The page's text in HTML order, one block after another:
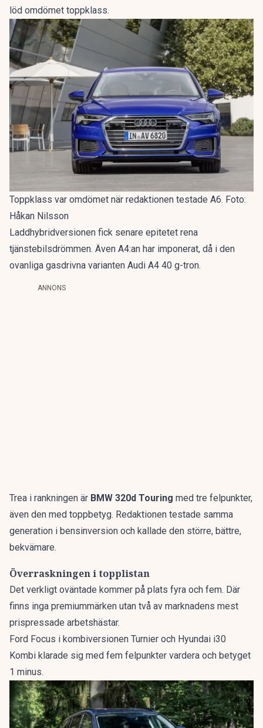
löd omdömet toppklass.
Toppklass var omdömet när redaktionen testade A6. Foto:
Håkan Nilsson
Laddhybridversionen fick senare epitetet rena
tjänstebilsdrömmen. Även A4:an har imponerat, då i den
ovanliga gasdrivna varianten Audi A4 40 g-tron.
ANNONS
Trea i rankningen är BMW 320d Touring med tre felpunkter,
även den med toppbetyg. Redaktionen testade samma
generation i bensinversion och kallade den större, bättre,
bekvämare.
Överraskningen i topplistan
Det verkligt oväntade kommer på plats fyra och fem. Där
finns inga premiummärken utan två av marknadens mest
prispressade arbetshästar.
Ford Focus i kombiversionen Turnier och Hyundai i30
Kombi klarade sig med fem felpunkter vardera och betyget
1 minus.